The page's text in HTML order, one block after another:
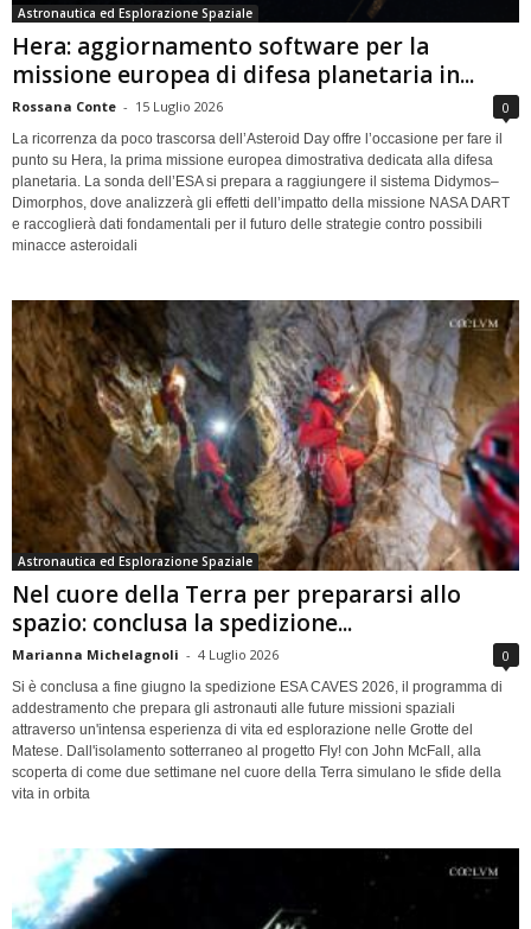
Astronautica ed Esplorazione Spaziale
Hera: aggiornamento software per la
missione europea di difesa planetaria in...
Rossana Conte - 15 Luglio 2026 0
La ricorrenza da poco trascorsa dell’Asteroid Day offre l’occasione per fare il
punto su Hera, la prima missione europea dimostrativa dedicata alla difesa
planetaria. La sonda dell’ESA si prepara a raggiungere il sistema Didymos–
Dimorphos, dove analizzerà gli effetti dell’impatto della missione NASA DART
e raccoglierà dati fondamentali per il futuro delle strategie contro possibili
minacce asteroidali
Astronautica ed Esplorazione Spaziale
Nel cuore della Terra per prepararsi allo
spazio: conclusa la spedizione...
Marianna Michelagnoli - 4 Luglio 2026 0
Si è conclusa a fine giugno la spedizione ESA CAVES 2026, il programma di
addestramento che prepara gli astronauti alle future missioni spaziali
attraverso un'intensa esperienza di vita ed esplorazione nelle Grotte del
Matese. Dall'isolamento sotterraneo al progetto Fly! con John McFall, alla
scoperta di come due settimane nel cuore della Terra simulano le sfide della
vita in orbita